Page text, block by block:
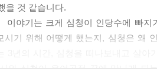
을 것 같습니다.
이야기는 크게 심청이 인당수에 빠
시기 위해 어떻게 했는지, 심청은 왜
와 심청이 우여곡절 끝에 만나게 되